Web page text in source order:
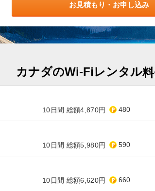
お見積もり・お申し込み
カナダのWi-Fiレンタル
10日間 総額4,870円 480
10日間 総額5,980円 590
10日間 総額6,620円 660